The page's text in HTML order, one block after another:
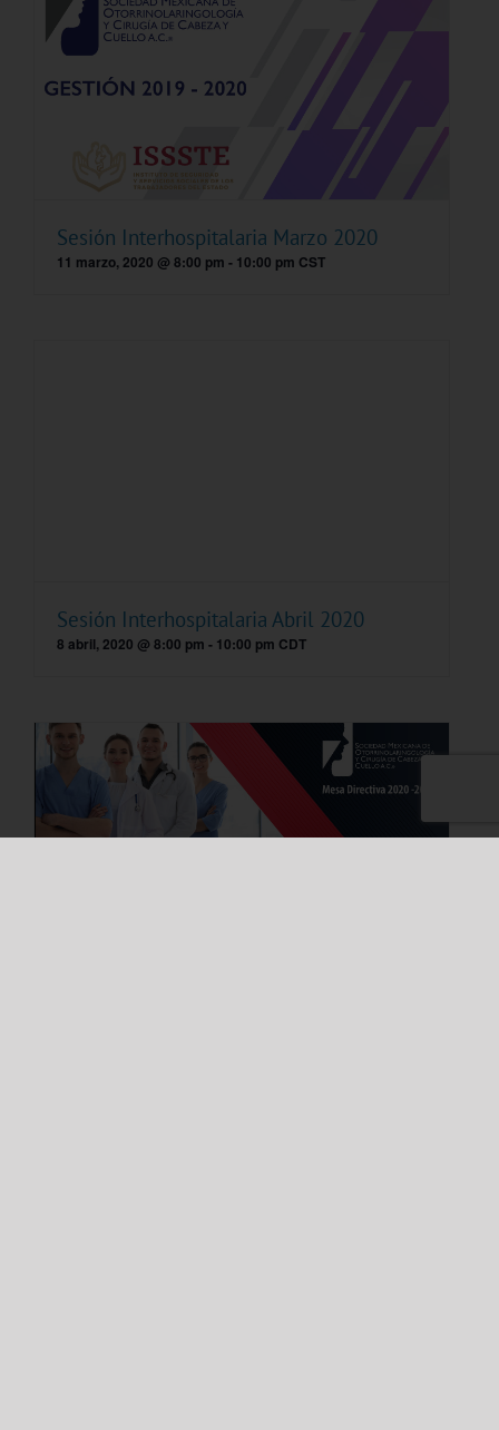
Sesión Interhospitalaria Marzo 2020
11 marzo, 2020 @ 8:00 pm - 10:00 pm CST
Sesión Interhospitalaria Abril 2020
8 abril, 2020 @ 8:00 pm - 10:00 pm CDT